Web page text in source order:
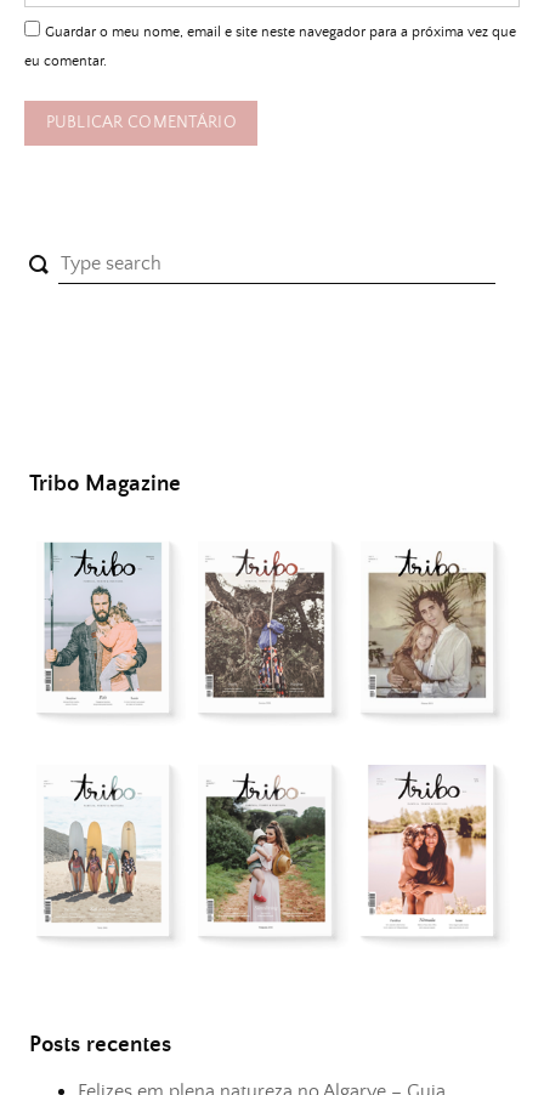
Guardar o meu nome, email e site neste navegador para a próxima vez que
eu comentar.
Tribo Magazine
Posts recentes